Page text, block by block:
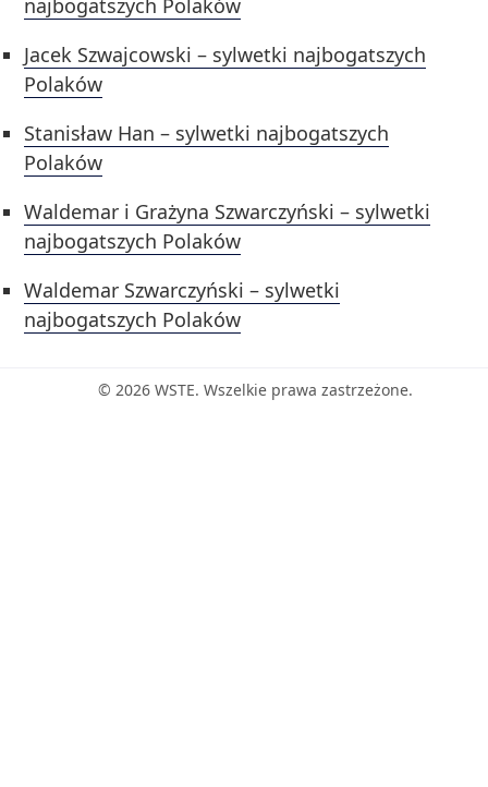
najbogatszych Polaków
Jacek Szwajcowski – sylwetki najbogatszych
Polaków
Stanisław Han – sylwetki najbogatszych
Polaków
Waldemar i Grażyna Szwarczyński – sylwetki
najbogatszych Polaków
Waldemar Szwarczyński – sylwetki
najbogatszych Polaków
© 2026 WSTE. Wszelkie prawa zastrzeżone.